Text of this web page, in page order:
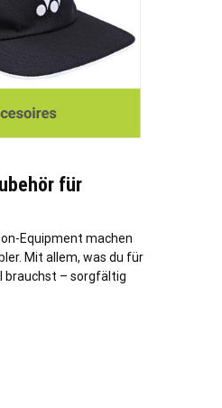
für
Equipment machen
Mit allem, was du für
brauchst – sorgfältig